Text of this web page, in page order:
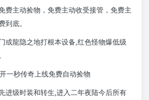
费主动捡物，免费主动收受接管，免费主
到底。
或龍隐之地打根本设备,红色怪物爆低级
进级时装和转生,进入二年夜陆今后所有